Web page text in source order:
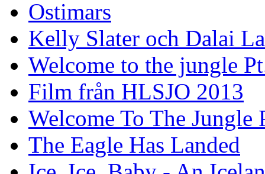
Ostimars
Kelly Slater och Dalai
Welcome to the jungle
Film från HLSJO 2013
Welcome To The Jungle
The Eagle Has Landed